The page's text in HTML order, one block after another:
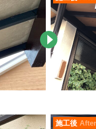
施工後 After